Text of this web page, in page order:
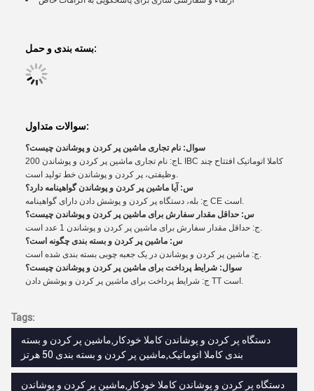
بسته بندی و حمل:
سوالات متداول:
سوال: نام تجاری ماشین پر کردن و پوشاندن چیست؟
ج: نام تجاری ماشین پر کردن و پوشاندن 200L IBC کاملا اتوماتیک افتتاح چند
وظیفتی، پر کردن و پوشاندن خط تولید است.
س: آیا ماشین پر کردن و پوشاندن گواهینامه دارد؟
ج: بله، دستگاه پر کردن و پوشش دادن دارای گواهینامه CE است.
س: حداقل مقدار سفارش برای ماشین پر کردن و پوشاندن چیست؟
ج: حداقل مقدار سفارش برای ماشین پر کردن و پوشاندن 1 عدد است.
س: ماشین پر کردن و بسته بندی چگونه است؟
ج: ماشین پر کردن و پوشاندن در یک جعبه چوبی بسته بندی شده است.
سوال: شرایط پرداخت برای ماشین پر کردن و پوشاندن چیست؟
ج: شرایط پرداخت برای ماشین پر کردن و پوشش دادن TT است.
Tags:
دستگاه پر کردن و پوشاندن کاملا خودکار,ماشین پر کردن و بسته
بندی کاملا اتوماتیک,ماشین پر کردن و بسته بندی 50 هرتز
دستگاه پر کردن و پوشاندن کاملا خودکار,ماشین پر کردن و پوشاندن